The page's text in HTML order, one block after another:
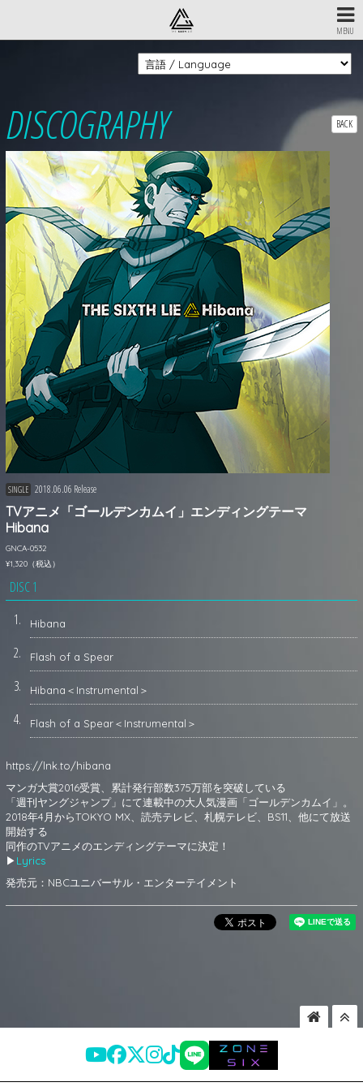
MENU
DISCOGRAPHY BACK
SINGLE 2018.06.06 Release
TVアニメ「ゴールデンカムイ」エンディングテーマ
Hibana
GNCA-0532
¥1,320（税込）
DISC 1
1.
Hibana
2. Flash of a Spear
3. Hibana＜Instrumental＞
4. Flash of a Spear＜Instrumental＞
https://lnk.to/hibana
マンガ大賞2016受賞、累計発行部数375万部を突破している
「週刊ヤングジャンプ」にて連載中の大人気漫画「ゴールデンカムイ」。
2018年4月からTOKYO MX、読売テレビ、札幌テレビ、BS11、他にて放送
開始する
同作のTVアニメのエンディングテーマに決定！
▶︎Lyrics
発売元：NBCユニバーサル・エンターテイメント